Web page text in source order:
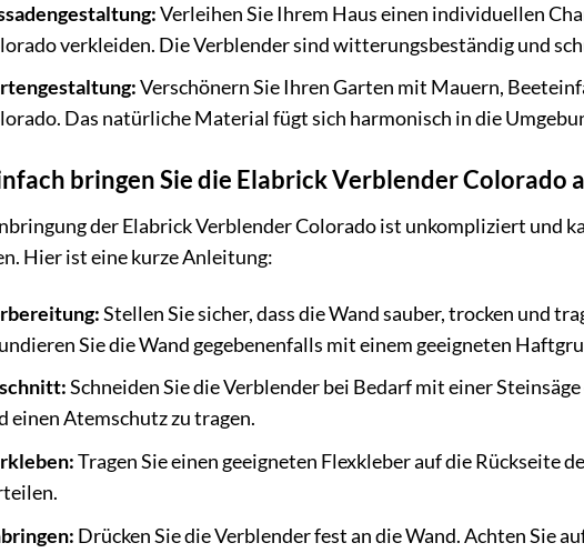
Verleihen Sie Ihrem Haus einen individuellen
verkleiden. Die Verblender sind witterungsbeständig und
Verschönern Sie Ihren Garten mit Mauern,
Das natürliche Material fügt sich harmonisch in die
bringen Sie die Elabrick Verblender Colorado
der Elabrick Verblender Colorado ist unkompliziert und
Hier ist eine kurze Anleitung:
Stellen Sie sicher, dass die Wand sauber, trocken und
Sie die Wand gegebenenfalls mit einem geeigneten
Schneiden Sie die Verblender bei Bedarf mit einer
einen Atemschutz zu tragen.
Tragen Sie einen geeigneten Flexkleber auf die Rückseite
Drücken Sie die Verblender fest an die Wand. Achten Sie